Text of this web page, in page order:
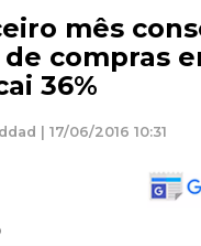
mês
compras
36%
| 17/06/2016 10:31